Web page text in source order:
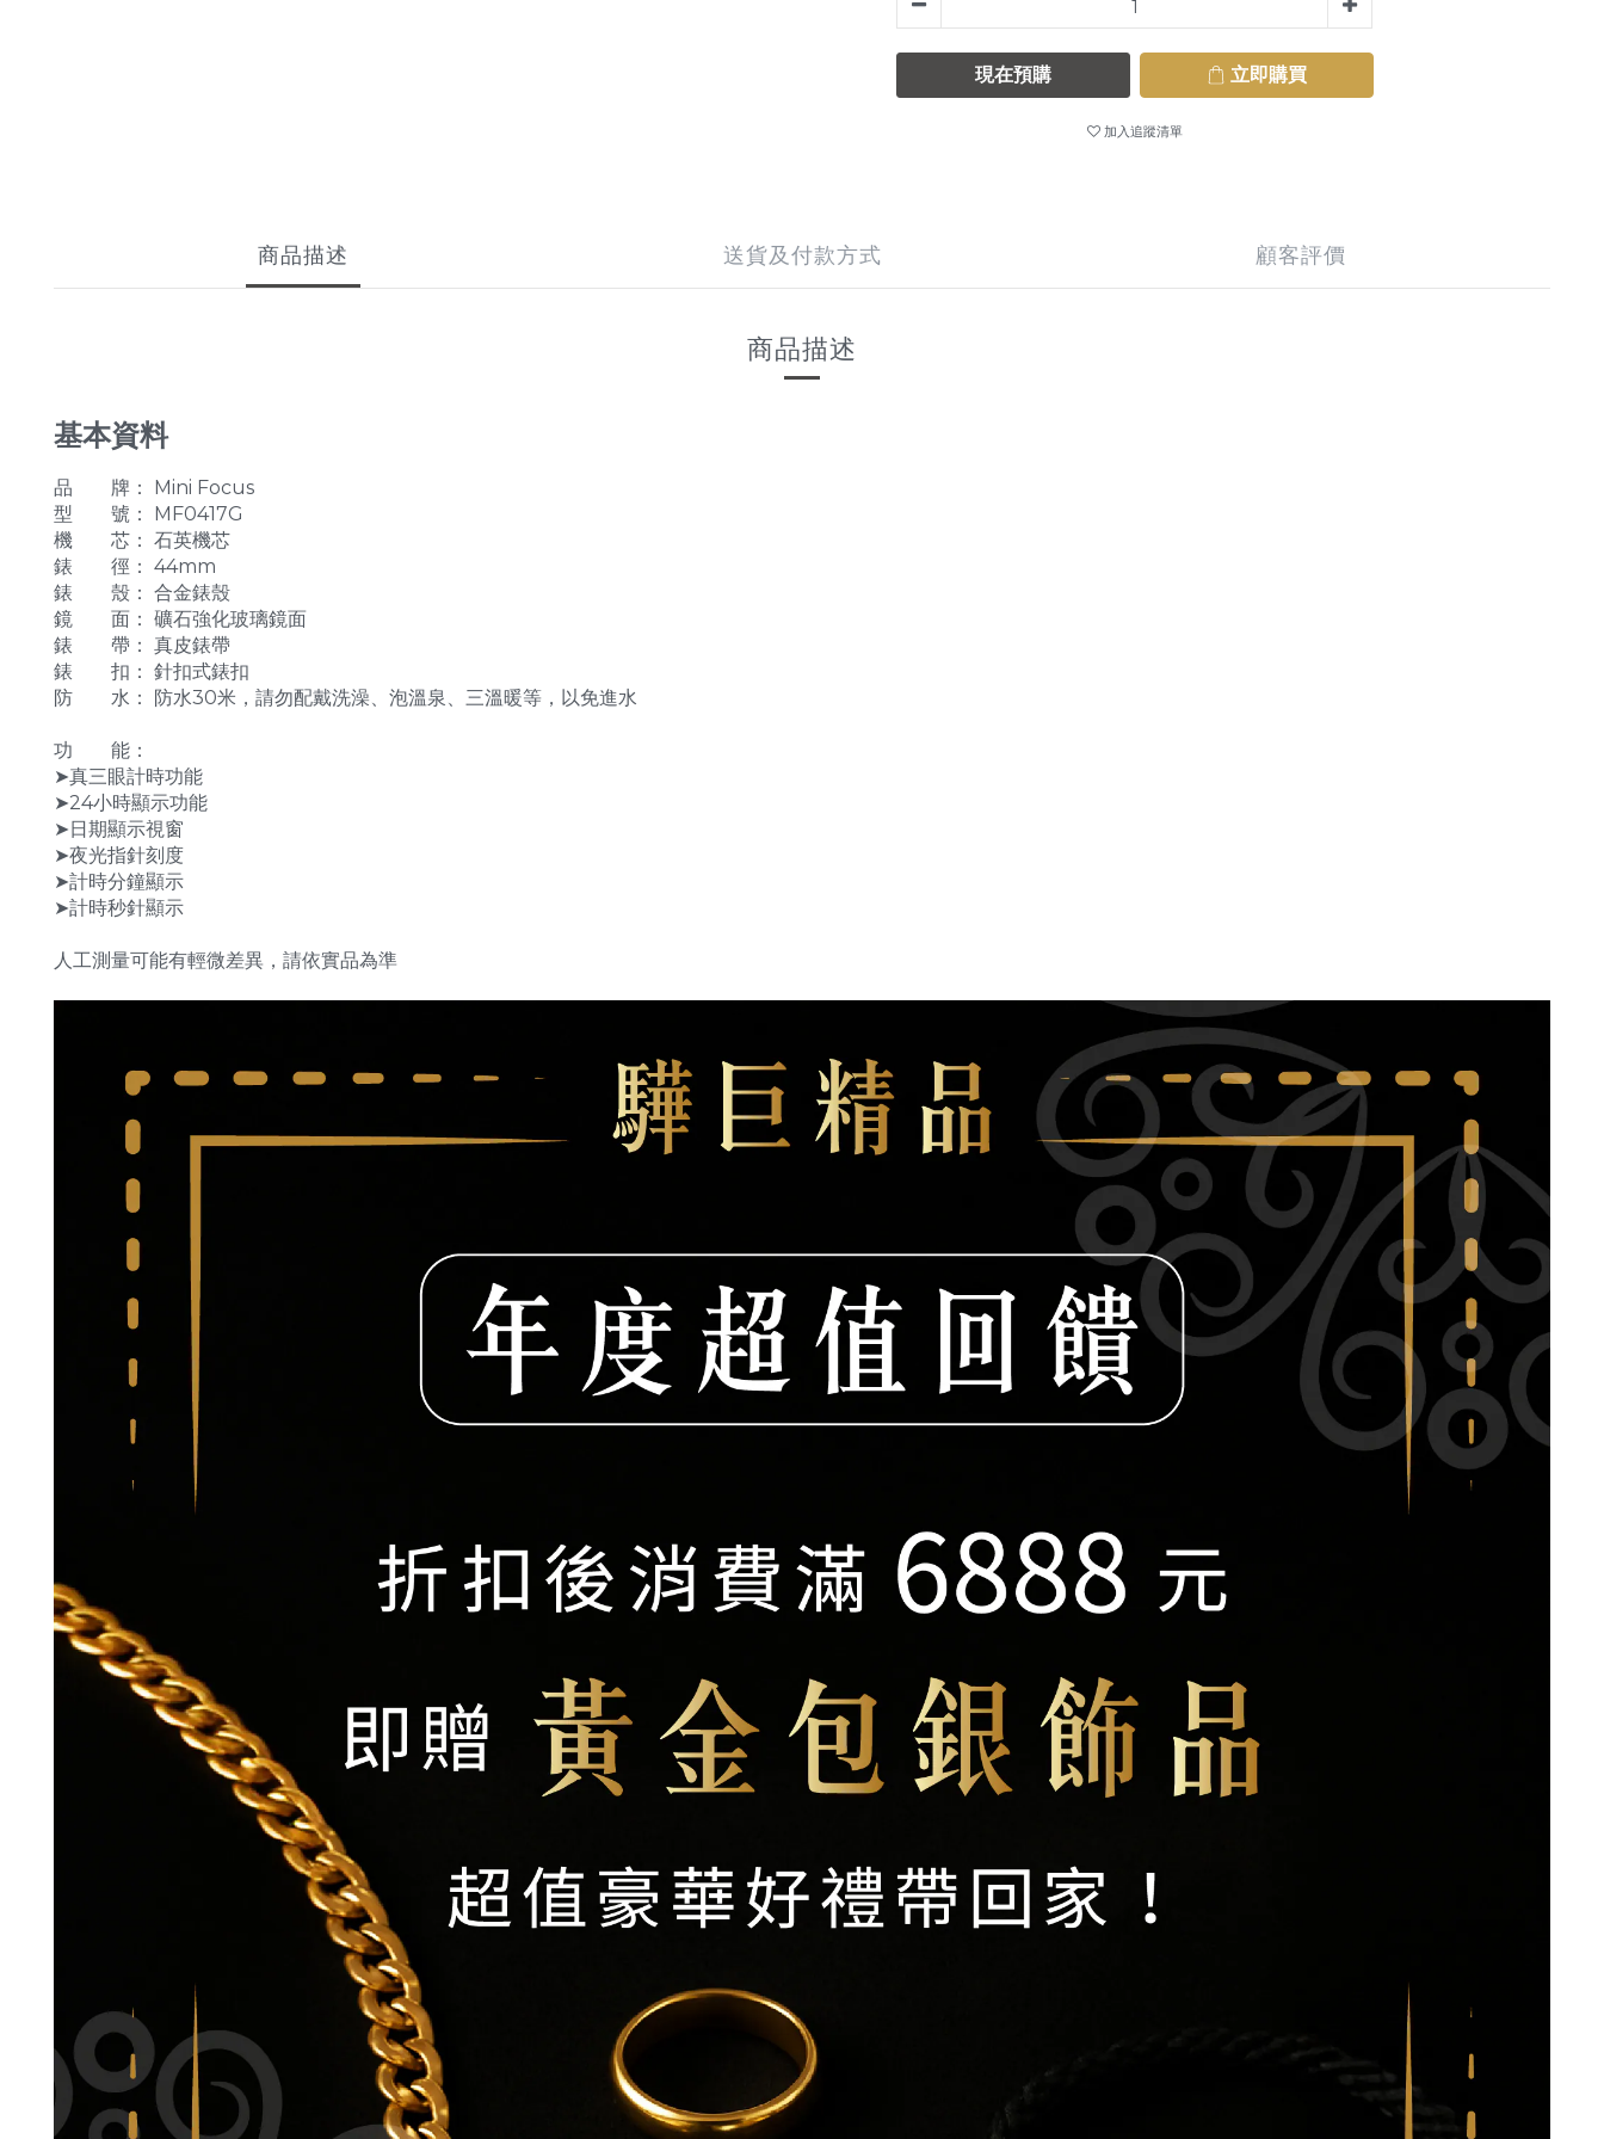
現在預購 立即購買
加入追蹤清單
商品描述 送貨及付款方式 顧客評價
商品描述
基本資料
品 牌： Mini Focus
型 號： MF0417G
機 芯： 石英機芯
錶 徑： 44mm
錶 殼： 合金錶殼
鏡 面： 礦石強化玻璃鏡面
錶 帶： 真皮錶帶
錶 扣： 針扣式錶扣
防 水： 防水30米，請勿配戴洗澡、泡溫泉、三溫暖等，以免進水
功 能：
➤真三眼計時功能
➤24小時顯示功能
➤日期顯示視窗
➤夜光指針刻度
➤計時分鐘顯示
➤計時秒針顯示
人工測量可能有輕微差異，請依實品為準